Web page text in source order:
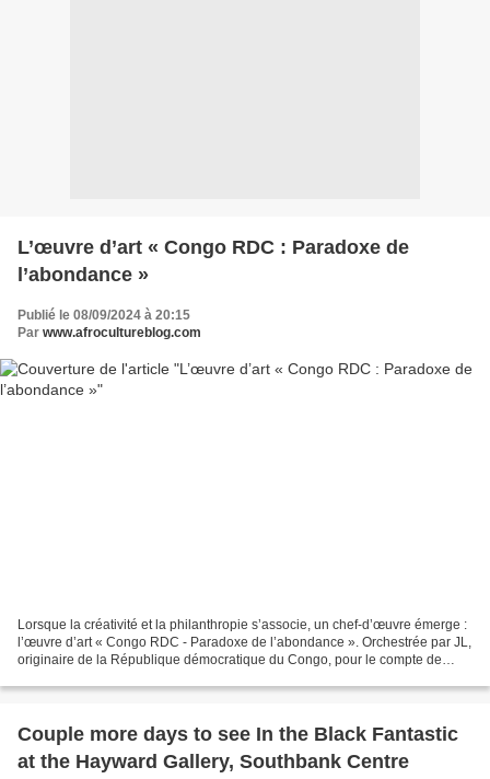
L’œuvre d’art « Congo RDC : Paradoxe de
l’abondance »
Publié le 08/09/2024 à 20:15
Par www.afrocultureblog.com
Lorsque la créativité et la philanthropie s’associe, un chef-d’œuvre émerge :
l’œuvre d’art « Congo RDC - Paradoxe de l’abondance ». Orchestrée par JL,
originaire de la République démocratique du Congo, pour le compte de
Couple more days to see In the Black Fantastic
at the Hayward Gallery, Southbank Centre